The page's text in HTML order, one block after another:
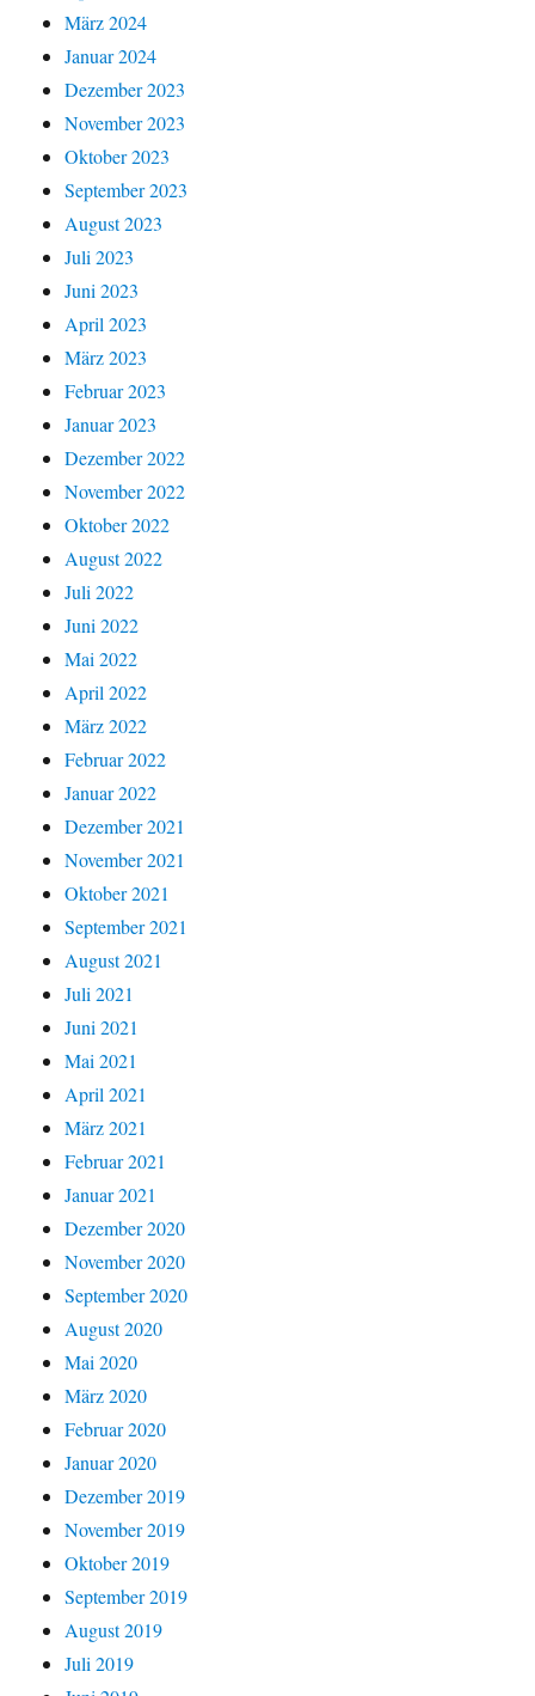
März 2024
Januar 2024
Dezember 2023
November 2023
Oktober 2023
September 2023
August 2023
Juli 2023
Juni 2023
April 2023
März 2023
Februar 2023
Januar 2023
Dezember 2022
November 2022
Oktober 2022
August 2022
Juli 2022
Juni 2022
Mai 2022
April 2022
März 2022
Februar 2022
Januar 2022
Dezember 2021
November 2021
Oktober 2021
September 2021
August 2021
Juli 2021
Juni 2021
Mai 2021
April 2021
März 2021
Februar 2021
Januar 2021
Dezember 2020
November 2020
September 2020
August 2020
Mai 2020
März 2020
Februar 2020
Januar 2020
Dezember 2019
November 2019
Oktober 2019
September 2019
August 2019
Juli 2019